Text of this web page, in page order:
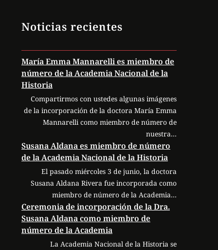
Noticias recientes
María Emma Mannarelli es miembro de
número de la Academia Nacional de la
Historia
Compartirmos con ustedes algunas imágenes
de la incorporación de la doctora María Emma
Mannarelli como miembro de número de
nuestra…
Susana Aldana es miembro de número
de la Academia Nacional de la Historia
El pasado miércoles 3 de junio, la doctora
Susana Aldana Rivera fue incorporada como
miembro de número de la Academia…
Ceremonia de incorporación de la Dra.
Susana Aldana como miembro de
número de la Academia
La Academia Nacional de la Historia se